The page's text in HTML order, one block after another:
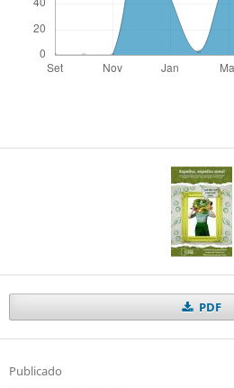
PDF
Publicado